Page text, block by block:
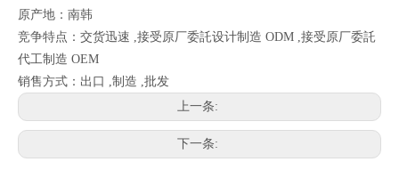
原产地：南韩
竞争特点：交货迅速 ,接受原厂委託设计制造 ODM ,接受原厂委託
代工制造 OEM
销售方式：出口 ,制造 ,批发
上一条:
下一条: